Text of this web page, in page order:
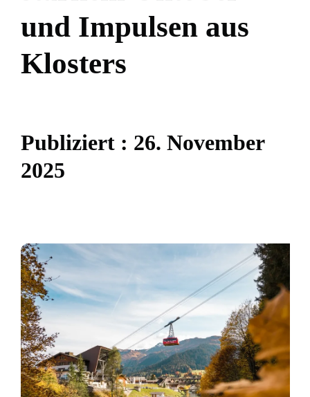
und Impulsen aus
Klosters
Publiziert : 26. November
2025